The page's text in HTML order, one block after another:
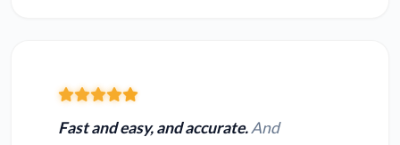
Fast and easy, and accurate.And